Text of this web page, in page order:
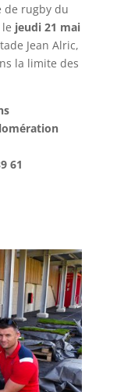
de rugby du
jeudi 21 mai
Jean Alric,
la limite des
61